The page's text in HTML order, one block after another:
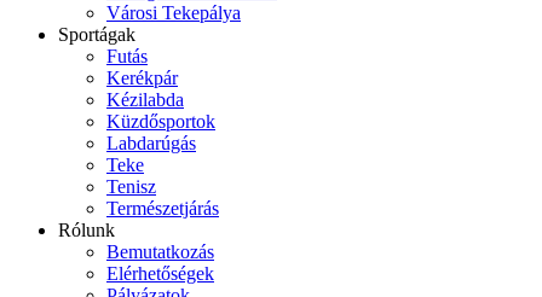
Városi Tekepálya
Sportágak
Futás
Kerékpár
Kézilabda
Küzdősportok
Labdarúgás
Teke
Tenisz
Természetjárás
Rólunk
Bemutatkozás
Elérhetőségek